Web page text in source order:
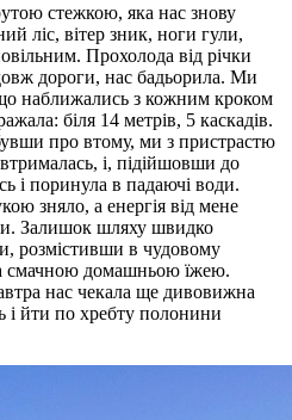
стежкою, яка нас знову
ліс, вітер зник, ноги гули,
Прохолода від річки
дороги, нас бадьорила. Ми
наближались з кожним кроком
біля 14 метрів, 5 каскадів.
про втому, ми з пристрастю
і, підійшовши до
і поринула в падаючі води.
зняло, а енергія від мене
Залишок шляху швидко
розмістивши в чудовому
смачною домашньою їжею.
нас чекала ще дивовижна
йти по хребту полонини